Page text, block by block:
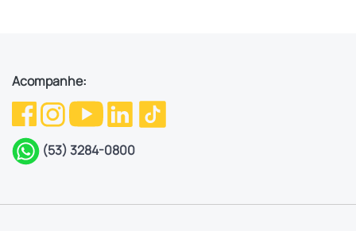
Acompanhe:
(53) 3284-0800